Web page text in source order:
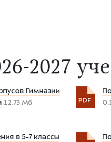
2027
Гимназии
12.73 Мб PDF
в 5-7 классы